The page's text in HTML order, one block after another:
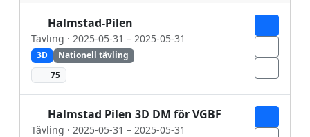
Halmstad-Pilen
Tävling · 2025-05-31 – 2025-05-31
3D
Nationell tävling
75
Halmstad Pilen 3D DM för VGBF
Tävling · 2025-05-31 – 2025-05-31